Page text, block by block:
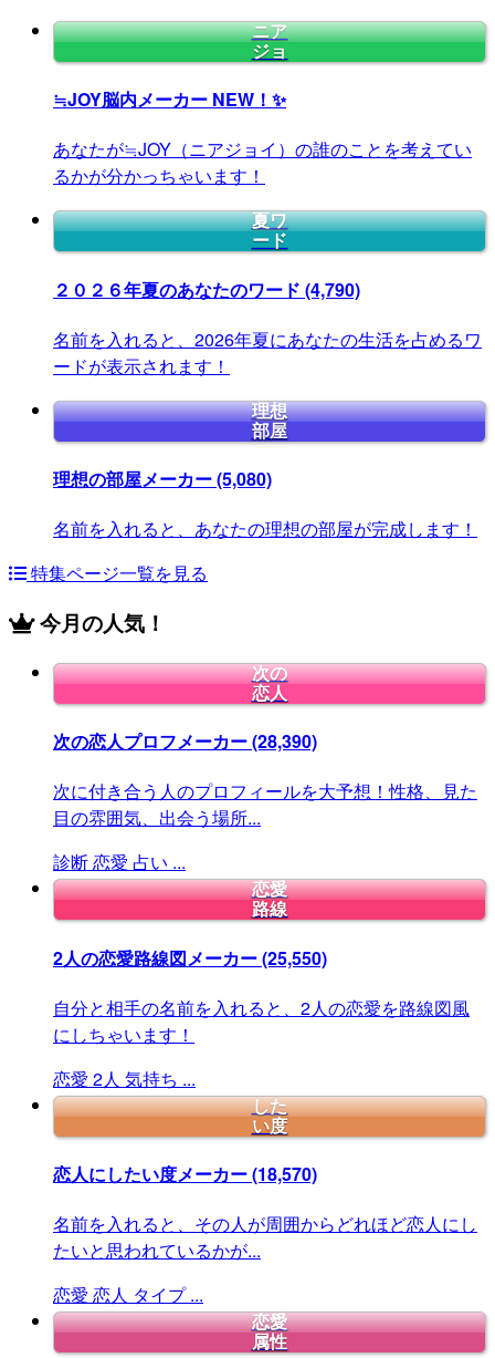
ニア
ジョ
≒JOY脳内メーカー NEW！✨
あなたが≒JOY（ニアジョイ）の誰のことを考えてい
るかが分かっちゃいます！
夏ワ
ード
２０２６年夏のあなたのワード (4,790)
名前を入れると、2026年夏にあなたの生活を占めるワ
ードが表示されます！
理想
部屋
理想の部屋メーカー(5,080)
名前を入れると、あなたの理想の部屋が完成します！
特集ページ一覧を見る
今月の人気！
次の
恋人
次の恋人プロフメーカー(28,390)
次に付き合う人のプロフィールを大予想！性格、見た
目の雰囲気、出会う場所...
診断恋愛 占い ...
恋愛
路線
2人の恋愛路線図メーカー(25,550)
自分と相手の名前を入れると、2人の恋愛を路線図風
にしちゃいます！
恋愛 2人 気持ち ...
した
い度
恋人にしたい度メーカー(18,570)
名前を入れると、その人が周囲からどれほど恋人にし
たいと思われているかが...
恋愛 恋人 タイプ ...
恋愛
属性